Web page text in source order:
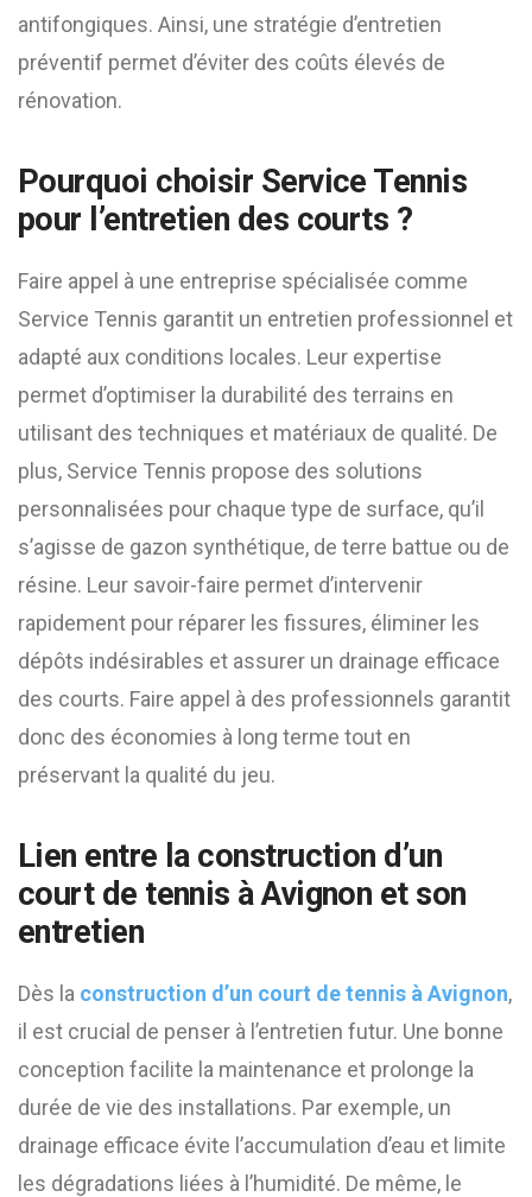
antifongiques. Ainsi, une stratégie d’entretien
préventif permet d’éviter des coûts élevés de
rénovation.
Pourquoi choisir Service Tennis
pour l’entretien des courts ?
Faire appel à une entreprise spécialisée comme
Service Tennis garantit un entretien professionnel et
adapté aux conditions locales. Leur expertise
permet d’optimiser la durabilité des terrains en
utilisant des techniques et matériaux de qualité. De
plus, Service Tennis propose des solutions
personnalisées pour chaque type de surface, qu’il
s’agisse de gazon synthétique, de terre battue ou de
résine. Leur savoir-faire permet d’intervenir
rapidement pour réparer les fissures, éliminer les
dépôts indésirables et assurer un drainage efficace
des courts. Faire appel à des professionnels garantit
donc des économies à long terme tout en
préservant la qualité du jeu.
Lien entre la construction d’un
court de tennis à Avignon et son
entretien
Dès la construction d’un court de tennis à Avignon,
il est crucial de penser à l’entretien futur. Une bonne
conception facilite la maintenance et prolonge la
durée de vie des installations. Par exemple, un
drainage efficace évite l’accumulation d’eau et limite
les dégradations liées à l’humidité. De même, le